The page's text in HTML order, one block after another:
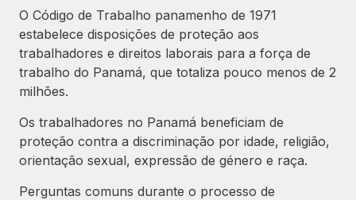
O Código de Trabalho panamenho de 1971
estabelece disposições de proteção aos
trabalhadores e direitos laborais para a força de
trabalho do Panamá, que totaliza pouco menos de 2
milhões.
Os trabalhadores no Panamá beneficiam de
proteção contra a discriminação por idade, religião,
orientação sexual, expressão de género e raça.
Perguntas comuns durante o processo de